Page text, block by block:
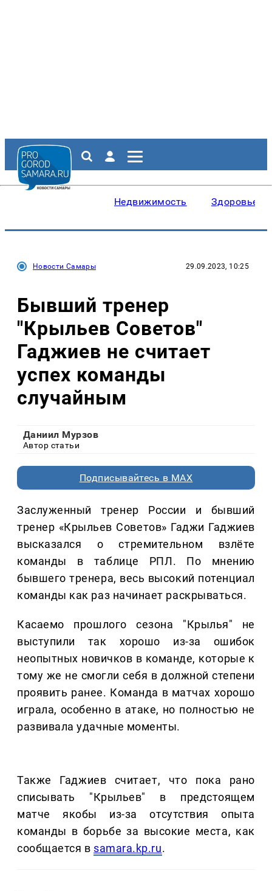
Недвижимость Здоровье
Новости Самары 29.09.2023, 10:25
Бывший тренер
"Крыльев Советов"
Гаджиев не считает
успех команды
случайным
Даниил Мурзов
Автор статьи
Подписывайтесь в MAX
Заслуженный тренер России и бывший
тренер «Крыльев Советов» Гаджи Гаджиев
высказался о стремительном взлёте
команды в таблице РПЛ. По мнению
бывшего тренера, весь высокий потенциал
команды как раз начинает раскрываться.
Касаемо прошлого сезона "Крылья" не
выступили так хорошо из-за ошибок
неопытных новичков в команде, которые к
тому же не смогли себя в должной степени
проявить ранее. Команда в матчах хорошо
играла, особенно в атаке, но полностью не
развивала удачные моменты.
Также Гаджиев считает, что пока рано
списывать "Крыльев" в предстоящем
матче якобы из-за отсутствия опыта
команды в борьбе за высокие места, как
сообщается в samara.kp.ru.